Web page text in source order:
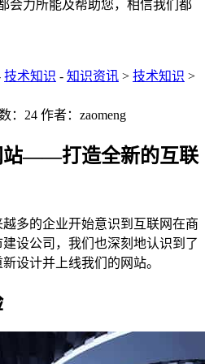
会力所能及帮助您，相信我们都
技术知识 - 知识资讯 > 技术知识 >
：24 作者：zaomeng
站——打造全新的互联
多的企业开始意识到互联网在商
设公司，我们也深刻地认识到了
设计并上线我们的网站。